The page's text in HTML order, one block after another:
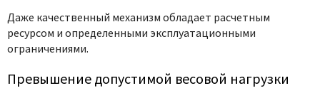
Даже качественный механизм обладает расчетным
ресурсом и определенными эксплуатационными
ограничениями.
Превышение допустимой весовой нагрузки